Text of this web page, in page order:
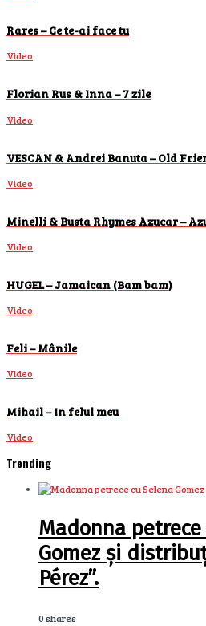
Rares – Ce te-ai face tu
Video
Florian Rus & Inna – 7 zile
Video
VESCAN & Andrei Banuta – Old
Video
Minelli & Busta Rhymes Azucar –
Video
HUGEL – Jamaican (Bam bam)
Video
Feli – Mânile
Video
Mihail – In felul meu
Video
Trending
Madonna petrece
Gomez și
Pérez”.
0 shares